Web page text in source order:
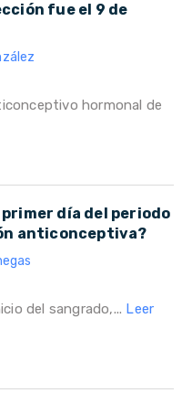
fue el 9 de
hormonal de
primer día del periodo
anticonceptiva?
del sangrado,... Leer